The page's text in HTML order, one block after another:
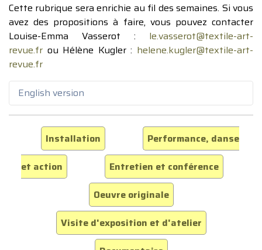
Cette rubrique sera enrichie au fil des semaines. Si vous
avez des propositions à faire, vous pouvez contacter
Louise-Emma Vasserot : le.vasserot@textile-art-
revue.fr ou Hélène Kugler : helene.kugler@textile-art-
revue.fr
English version
Installation
Performance, danse
et action
Entretien et conférence
Oeuvre originale
Visite d'exposition et d'atelier